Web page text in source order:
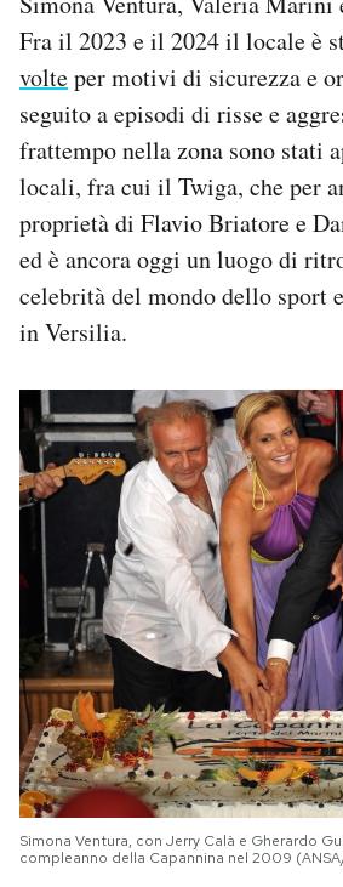
Fra il 2023 e il 2024 il locale è
volteper motivi di sicurezza e
seguito a episodi di risse e
frattempo nella zona sono stati
locali, fra cui il Twiga, che per
proprietà di Flavio Briatore e
ed è ancora oggi un luogo di
celebrità del mondo dello sport
in Versilia.
Simona Ventura, con Jerry Calà e Gherardo
compleanno della Capannina nel 2009